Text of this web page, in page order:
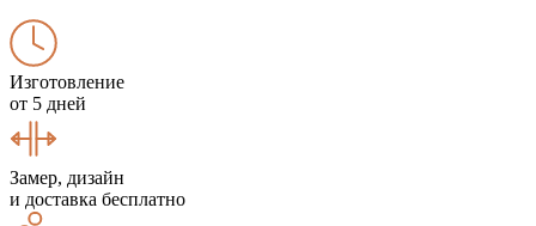
Изготовление
от 5 дней
Замер, дизайн
и доставка бесплатно